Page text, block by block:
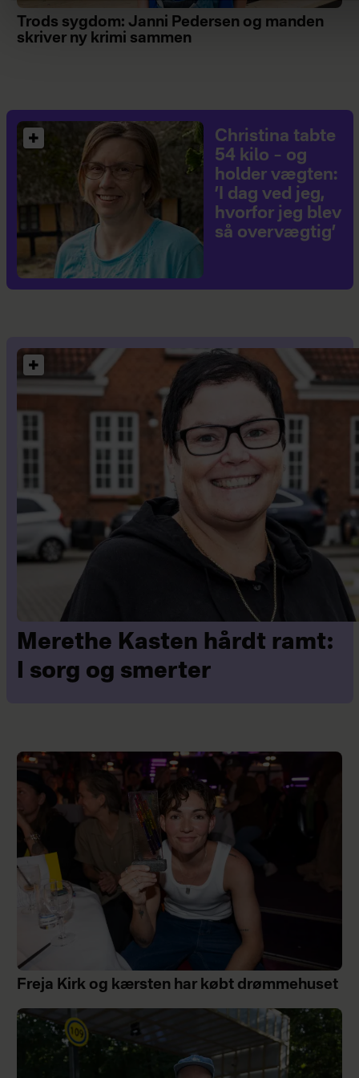
Trods sygdom: Janni Pedersen og manden
skriver ny krimi sammen
Christina tabte
54 kilo – og
holder vægten:
’I dag ved jeg,
hvorfor jeg blev
så overvægtig’
Merethe Kasten hårdt ramt:
I sorg og smerter
Freja Kirk og kærsten har købt drømmehuset